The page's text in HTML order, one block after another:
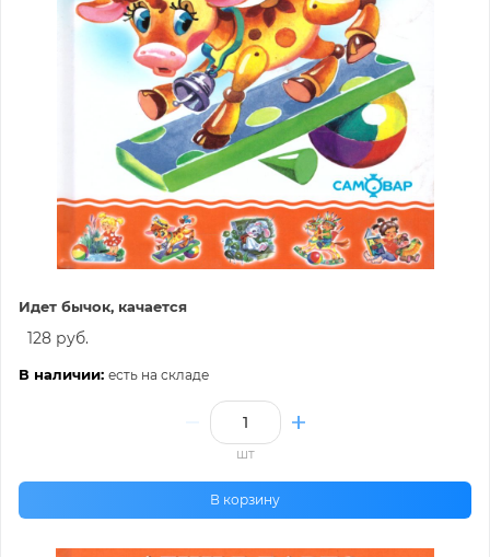
Идет бычок, качается
128 руб.
В наличии: есть на складе
шт
В корзину